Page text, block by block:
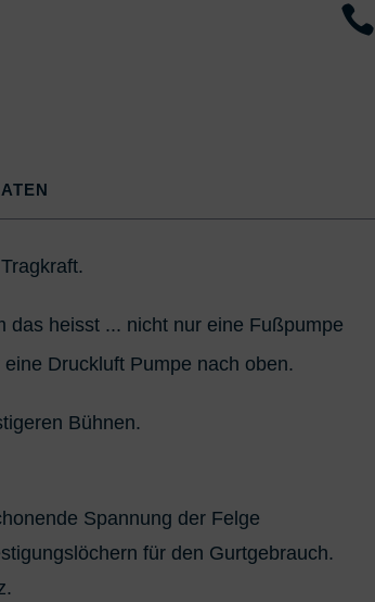

das heisst ... nicht nur eine Fußpumpe
Druckluft Pumpe nach oben.
Bühnen.
Spannung der Felge
für den Gurtgebrauch.